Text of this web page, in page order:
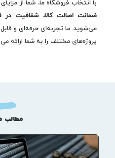
با انتخاب فروشگاه ما، شما از
ضمانت اصالت کالا، شفافیت
می‌شوید. ما تجربه‌ای حرفه‌ای و
پروژه‌های مختلف را به شما ارائه
مطالب